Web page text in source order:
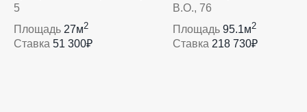
5
Площадь 27м2
Ставка 51 300₽
В.О., 76
Площадь 95.1м2
Ставка 218 730₽